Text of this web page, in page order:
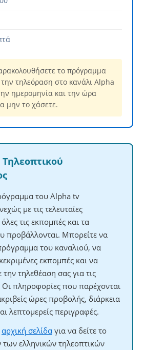
το πρόγραμμα
τηλεόραση στο κανάλι Alpha
ημερομηνία και την ώρα
μην το χάσετε.
του Alpha tv
με τις τελευταίες
τις εκπομπές και τα
προβάλλονται. Μπορείτε να
του καναλιού, να
εκπομπές και να
τηλεθέαση σας για τις
Οι πληροφορίες που παρέχονται
ώρες προβολής, διάρκεια
λεπτομερείς περιγραφές.
αρχική σελίδα για να δείτε το
ελληνικών τηλεοπτικών